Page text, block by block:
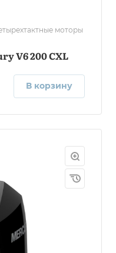
моторы
V6 200 CXL
В корзину